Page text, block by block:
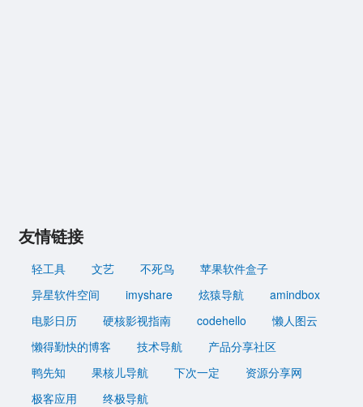
友情链接
轻工具 文艺 不死鸟
苹果软件盒子
异星软件空间
imyshare 炫猿导航
amindbox
电影日历
硬核影视指南 codehello
懒人图云
懒得勤快的博客
技术导航
产品分享社区
鸭先知
果核儿导航 下次一定
资源分享网
极客应用
终极导航